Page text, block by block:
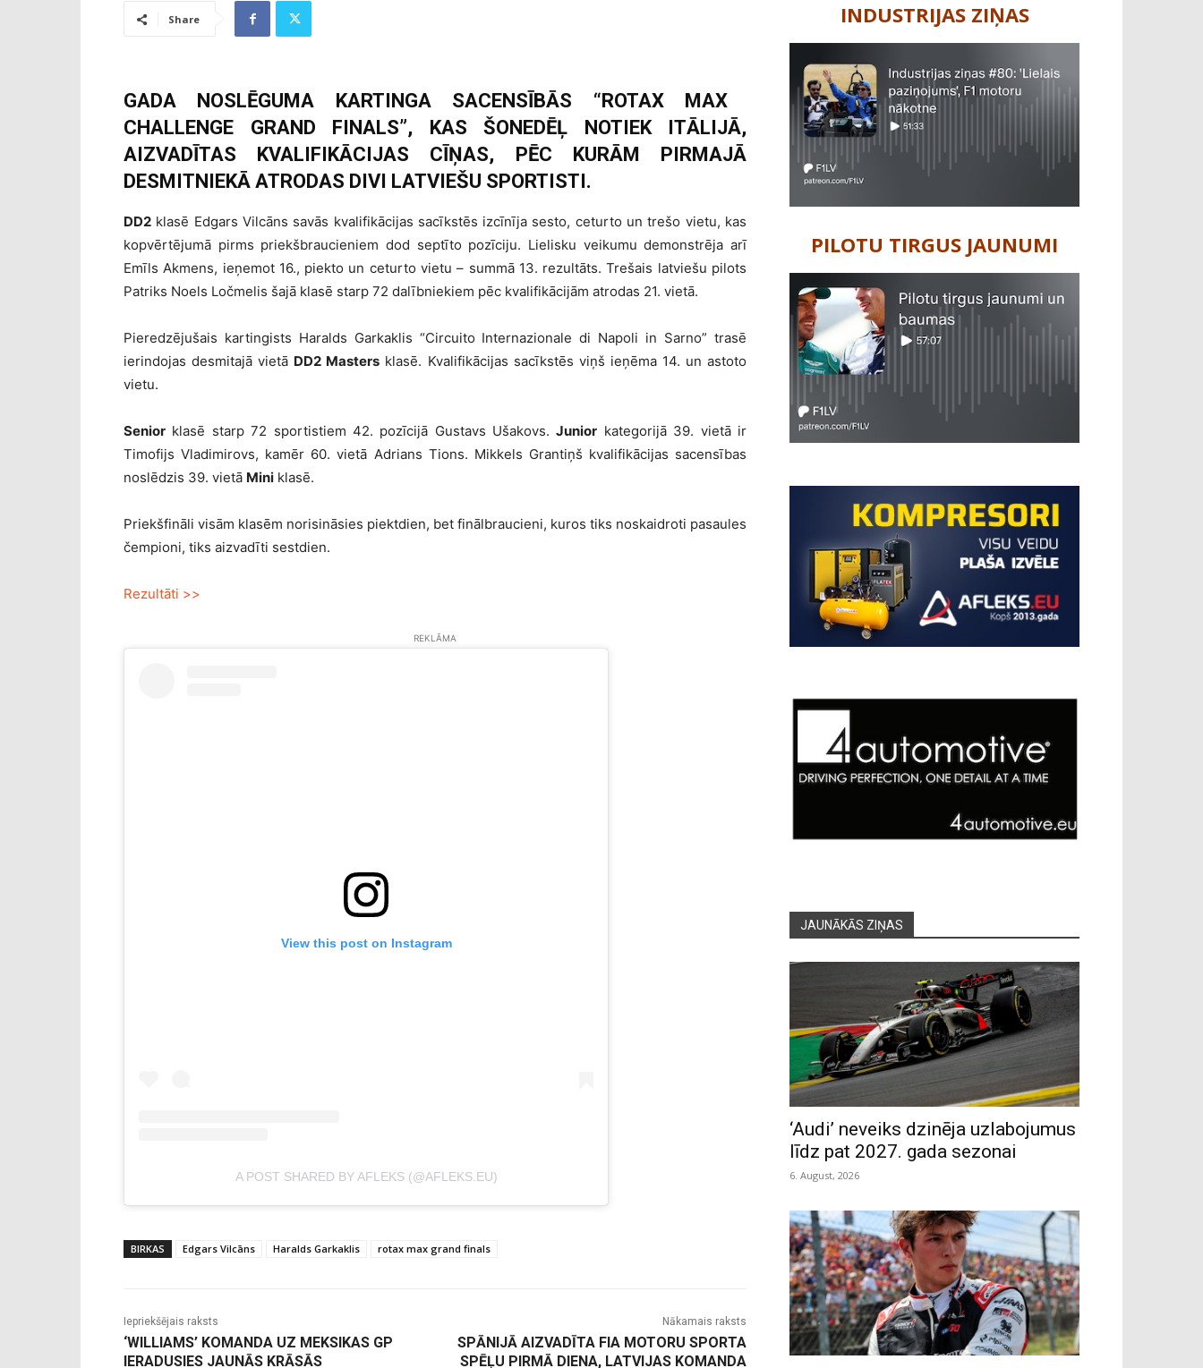
Share
GADA NOSLĒGUMA KARTINGA SACENSĪBĀS “ROTAX MAX
CHALLENGE GRAND FINALS”, KAS ŠONEDĒĻ NOTIEK ITĀLIJĀ,
AIZVADĪTAS KVALIFIKĀCIJAS CĪŅAS, PĒC KURĀM PIRMAJĀ
DESMITNIEKĀ ATRODAS DIVI LATVIEŠU SPORTISTI.
DD2 klasē Edgars Vilcāns savās kvalifikācijas sacīkstēs izcīnīja sesto, ceturto un trešo vietu, kas
kopvērtējumā pirms priekšbraucieniem dod septīto pozīciju. Lielisku veikumu demonstrēja arī
Emīls Akmens, ieņemot 16., piekto un ceturto vietu – summā 13. rezultāts. Trešais latviešu pilots
Patriks Noels Ločmelis šajā klasē starp 72 dalībniekiem pēc kvalifikācijām atrodas 21. vietā.
Pieredzējušais kartingists Haralds Garkaklis “Circuito Internazionale di Napoli in Sarno” trasē
ierindojas desmitajā vietā DD2 Masters klasē. Kvalifikācijas sacīkstēs viņš ieņēma 14. un astoto
vietu.
Senior klasē starp 72 sportistiem 42. pozīcijā Gustavs Ušakovs.Junior kategorijā 39. vietā ir
Timofijs Vladimirovs, kamēr 60. vietā Adrians Tions. Mikkels Grantiņš kvalifikācijas sacensības
noslēdzis 39. vietā Mini klasē.
Priekšfināli visām klasēm norisināsies piektdien, bet finālbraucieni, kuros tiks noskaidroti pasaules
čempioni, tiks aizvadīti sestdien.
Rezultāti >>
REKLĀMA
View this post on Instagram
A POST SHARED BY AFLEKS (@AFLEKS.EU)
BIRKAS Edgars Vilcāns Haralds Garkaklis rotax max grand finals
Iepriekšējais raksts
‘WILLIAMS’ KOMANDA UZ MEKSIKAS GP
IERADUSIES JAUNĀS KRĀSĀS
Nākamais raksts
SPĀNIJĀ AIZVADĪTA FIA MOTORU SPORTA
SPĒĻU PIRMĀ DIENA, LATVIJAS KOMANDA
INDUSTRIJAS ZIŅAS
PILOTU TIRGUS JAUNUMI
JAUNĀKĀS ZIŅAS
‘Audi’ neveiks dzinēja uzlabojumus
līdz pat 2027. gada sezonai
6. August, 2026